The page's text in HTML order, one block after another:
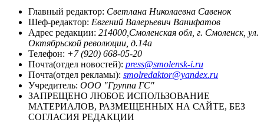
Главный редактор: Светлана Николаевна Савенок
Шеф-редактор: Евгений Валерьевич Ванифатов
Адрес редакции: 214000,Смоленская обл, г. Смоленск, ул.
Октябрьской революции, д.14а
Телефон: +7 (920) 668-05-20
Почта(отдел новостей): press@smolensk-i.ru
Почта(отдел рекламы): smolredaktor@yandex.ru
Учредитель: ООО "Группа ГС"
ЗАПРЕЩЕНО ЛЮБОЕ ИСПОЛЬЗОВАНИЕ
МАТЕРИАЛОВ, РАЗМЕЩЕННЫХ НА САЙТЕ, БЕЗ
СОГЛАСИЯ РЕДАКЦИИ